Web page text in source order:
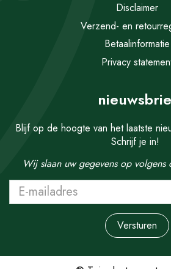
Disclaimer
Verzend- en
Betaalinformatie
Privacy
Blijf op de hoogte van het laatste
Schrijf je in!
Wij slaan uw gegevens op volgens